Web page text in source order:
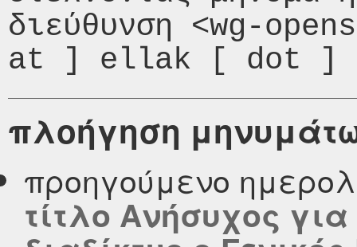
διεύθυνση <wg-
πλοήγηση
προηγούμενο
τίτλο Ανήσυχος